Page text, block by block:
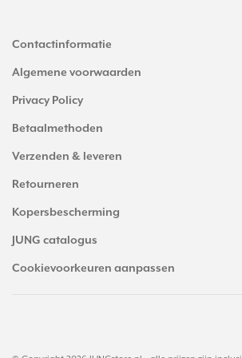
Contactinformatie
Algemene voorwaarden
Privacy Policy
Betaalmethoden
Verzenden & leveren
Retourneren
Kopersbescherming
JUNG catalogus
Cookievoorkeuren aanpassen